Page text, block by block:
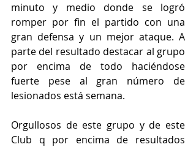
minuto y medio donde se logró
romper por fin el partido con una
gran defensa y un mejor ataque. A
parte del resultado destacar al grupo
por encima de todo haciéndose
fuerte pese al gran número de
lesionados está semana.
Orgullosos de este grupo y de este
Club q por encima de resultados